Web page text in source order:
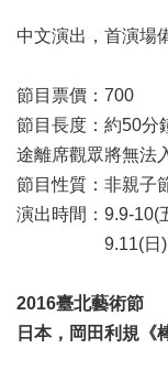
中文演出，首演場
節目票價：700
節目長度：約50分
途離席觀眾將無法
節目性質：非親子
演出時間：9.9-10(
9.11(日)
2016臺北藝術節
日本，岡田利規《